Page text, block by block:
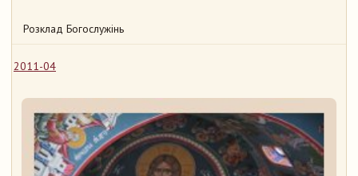
Розклад Богослужінь
2011-04